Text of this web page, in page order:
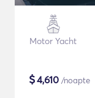
Motor Yacht
$4,610 /noapte